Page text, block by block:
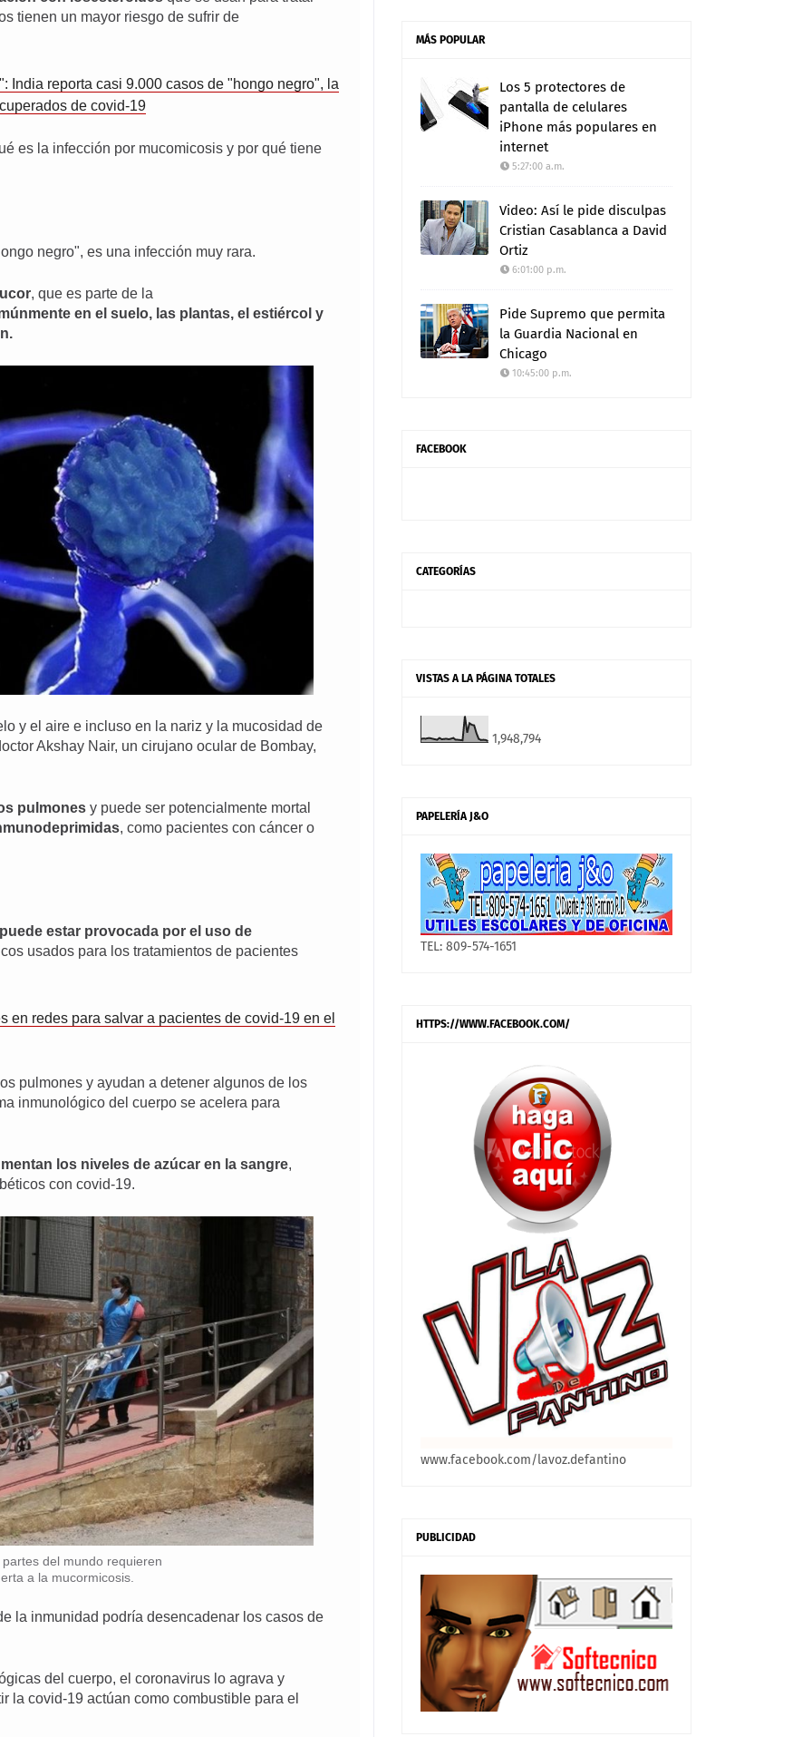
tienen un mayor riesgo de sufrir de
India reporta casi 9.000 casos de "hongo negro", la
de covid-19
es la infección por mucomicosis y por qué tiene
negro", es una infección muy rara.
, que es parte de la
en el suelo, las plantas, el estiércol y
y el aire e incluso en la nariz y la mucosidad de
Akshay Nair, un cirujano ocular de Bombay,
pulmones y puede ser potencialmente mortal
, como pacientes con cáncer o
estar provocada por el uso de
usados para los tratamientos de pacientes
en redes para salvar a pacientes de covid-19 en el
pulmones y ayudan a detener algunos de los
inmunológico del cuerpo se acelera para
los niveles de azúcar en la sangre,
con covid-19.
del mundo requieren
a la mucormicosis.
la inmunidad podría desencadenar los casos de
del cuerpo, el coronavirus lo agrava y
la covid-19 actúan como combustible para el
MÁS POPULAR
Los 5 protectores de
pantalla de celulares
iPhone más populares en
internet
5:27:00 a.m.
Video: Así le pide disculpas
Cristian Casablanca a David
Ortiz
6:01:00 p.m.
Pide Supremo que permita
la Guardia Nacional en
Chicago
10:45:00 p.m.
FACEBOOK
CATEGORÍAS
VISTAS A LA PÁGINA TOTALES
1,948,794
PAPELERÍA J&O
TEL: 809-574-1651
HTTPS://WWW.FACEBOOK.COM/
www.facebook.com/lavoz.defantino
PUBLICIDAD